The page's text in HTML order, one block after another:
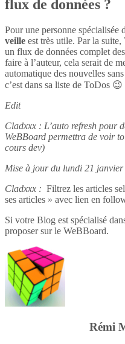
flux de données ?
Pour une personne spécialisée
veille est très utile. Par la suite,
un flux de données complet
faire à l’auteur, cela serait de
automatique des nouvelles
c’est dans sa liste de ToDos 😉
Edit
Cladxxx : L’auto refresh pour
WeBBoard permettra de voir
cours dev)
Mise à jour du lundi 21 janvier
Cladxxx : Filtrez les articles
ses articles » avec lien en
Si votre Blog est spécialisé
proposer sur le WeBBoard.
Rémi